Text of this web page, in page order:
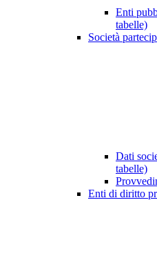
Enti
tabelle)
Società
Dati
tabelle)
Enti di diritto